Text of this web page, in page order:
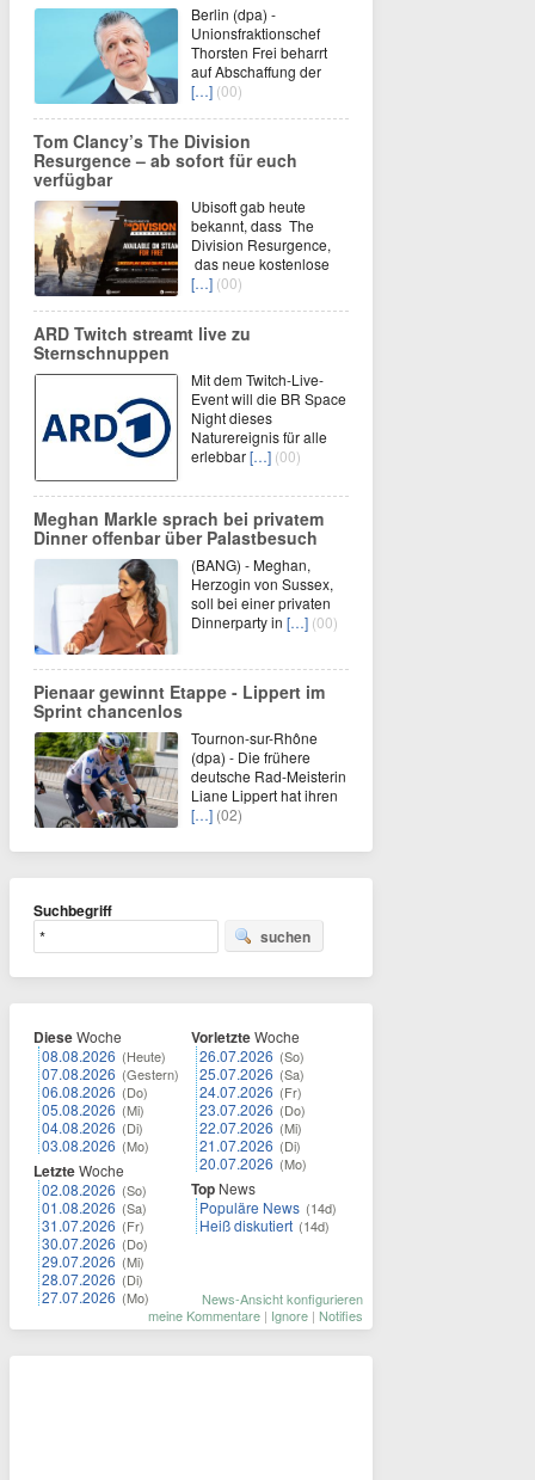
Berlin (dpa) -
Unionsfraktionschef
Thorsten Frei beharrt
auf Abschaffung der
[…] (00)
Tom Clancy’s The Division
Resurgence – ab sofort für euch
verfügbar
Ubisoft gab heute
bekannt, dass The
Division Resurgence,
das neue kostenlose
[…] (00)
ARD Twitch streamt live zu
Sternschnuppen
Mit dem Twitch-Live-
Event will die BR Space
Night dieses
Naturereignis für alle
erlebbar[…] (00)
Meghan Markle sprach bei privatem
Dinner offenbar über Palastbesuch
(BANG) - Meghan,
Herzogin von Sussex,
soll bei einer privaten
Dinnerparty in […] (00)
Pienaar gewinnt Etappe - Lippert im
Sprint chancenlos
Tournon-sur-Rhône
(dpa) - Die frühere
deutsche Rad-Meisterin
Liane Lippert hat ihren
[…] (02)
Suchbegriff
suchen
DieseWoche
08.08.2026 (Heute)
07.08.2026 (Gestern)
06.08.2026 (Do)
05.08.2026 (Mi)
04.08.2026 (Di)
03.08.2026 (Mo)
LetzteWoche
02.08.2026 (So)
01.08.2026 (Sa)
31.07.2026 (Fr)
30.07.2026 (Do)
29.07.2026 (Mi)
28.07.2026 (Di)
27.07.2026 (Mo)
VorletzteWoche
26.07.2026 (So)
25.07.2026 (Sa)
24.07.2026 (Fr)
23.07.2026 (Do)
22.07.2026 (Mi)
21.07.2026 (Di)
20.07.2026 (Mo)
Top News
Populäre News (14d)
Heiß diskutiert (14d)
News-Ansicht konfigurieren
meine Kommentare | Ignore | Notifies